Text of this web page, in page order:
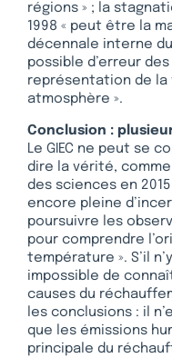
régions » ; la
1998 « peut être la
décennale interne
possible d’erreur
représentation de la
atmosphère ».
Conclusion :
Le GIEC ne peut se
dire la vérité, comme
des sciences en
encore pleine
poursuivre les
pour comprendre
température ». S’il
impossible de
causes du
les conclusions : il
que les émissions
principale du